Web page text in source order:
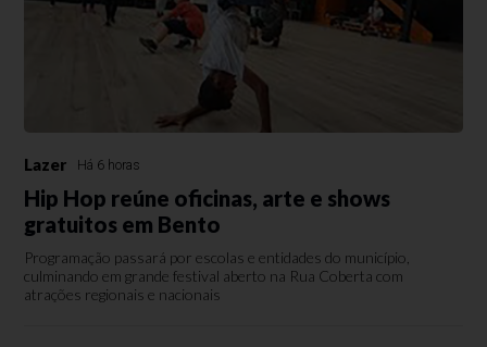
Lazer Há 6 horas
Hip Hop reúne oficinas, arte e shows
gratuitos em Bento
Programação passará por escolas e entidades do município,
culminando em grande festival aberto na Rua Coberta com
atrações regionais e nacionais